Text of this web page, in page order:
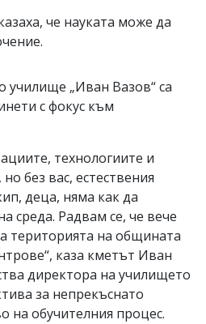
че науката може да
училище „Иван Вазов“ са
с фокус към
технологиите и
без вас, естествения
деца, няма как да
среда. Радвам се, че вече
територията на общината
каза кметът Иван
директора на училището
за непрекъснато
на обучителния процес.